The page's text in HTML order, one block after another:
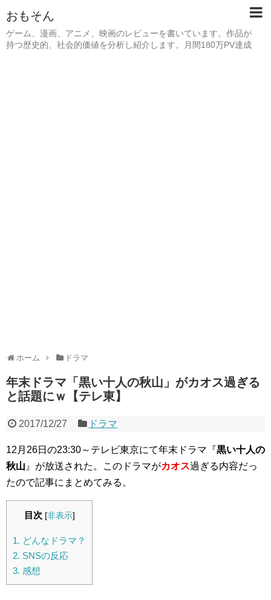
おもそん
ゲーム、漫画、アニメ、映画のレビューを書いています。作品が
持つ歴史的、社会的価値を分析し紹介します。月間180万PV達成
ホーム ドラマ
年末ドラマ「黒い十人の秋山」がカオス過ぎる
と話題にｗ【テレ東】
2017/12/27 ドラマ
12月26日の23:30～テレビ東京にて年末ドラマ『黒い十人の
秋山 』が放送された。このドラマがカオス過ぎる内容だっ
たので記事にまとめてみる。
目次 [非表示]
1. どんなドラマ？
2. SNSの反応
3. 感想